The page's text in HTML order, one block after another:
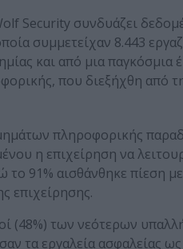
Security συνδυάζει
συμμετείχαν 8.443
και από μια
που διεξήχθη από
πληροφορικής
η επιχείρηση να
το 91% αισθάνθηκε πίεση
επιχείρησης.
(48%) των νεότερων
τα εργαλεία ασφαλείας